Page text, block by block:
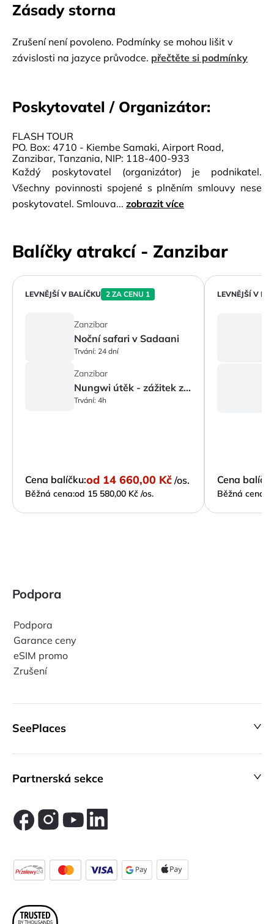
Zásady storna
Zrušení není povoleno. Podmínky se mohou lišit v
závislosti na jazyce průvodce. přečtěte si podmínky
Poskytovatel / Organizátor:
FLASH TOUR
PO. Box: 4710 - Kiembe Samaki, Airport Road,
Zanzibar, Tanzania, NIP: 118-400-933
Každý poskytovatel (organizátor) je podnikatel.
Všechny povinnosti spojené s plněním smlouvy nese
poskytovatel. Smlouva... zobrazit více
Balíčky atrakcí - Zanzibar
LEVNĚJŠÍ V BALÍČKU 2 ZA CENU 1
Zanzibar
Noční safari v Sadaani
Trvání: 24 dní
Zanzibar
Nungwi útěk - zážitek ze západu slunce
Trvání: 4h
Cena balíčku:od 14 660,00 Kč /os.
Běžná cena:od 15 580,00 Kč /os.
LEVNĚJŠÍ V
Cena
Běžná cena:
Podpora
Podpora
Garance ceny
eSIM promo
Zrušení
SeePlaces
Partnerská sekce